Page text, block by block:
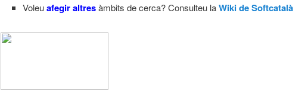
Voleuafegir altresàmbits de cerca? Consulteu laWiki de Softcatalà